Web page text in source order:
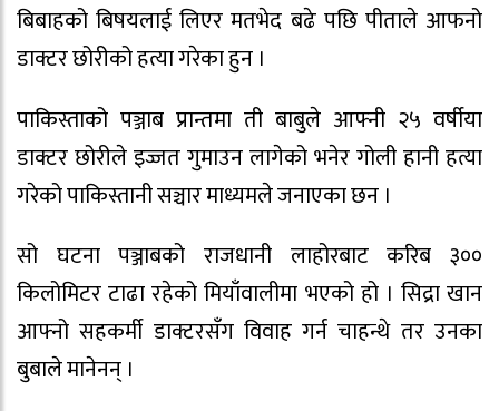
बिबाहको बिषयलाई लिएर मतभेद बढे पछि पीताले आफनो
डाक्टर छोरीको हत्या गरेका हुन ।
पाकिस्ताको पञ्जाब प्रान्तमा ती बाबुले आफ्नी २५ वर्षीया
डाक्टर छोरीले इज्जत गुमाउन लागेको भनेर गोली हानी हत्या
गरेको पाकिस्तानी सञ्चार माध्यमले जनाएका छन ।
सो घटना पञ्जाबको राजधानी लाहोरबाट करिब ३००
किलोमिटर टाढा रहेको मियाँवालीमा भएको हो । सिद्रा खान
आफ्नो सहकर्मी डाक्टरसँग विवाह गर्न चाहन्थे तर उनका
बुबाले मानेनन् ।